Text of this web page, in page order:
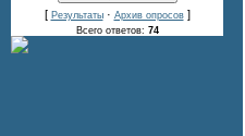
[ Результаты· Архив опросов]
Всего ответов: 74